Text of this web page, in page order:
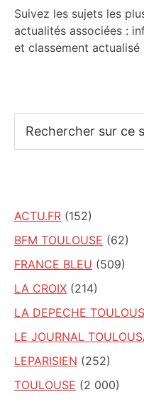
Suivez les sujets les
actualités associées :
et classement actualisé
sur
ACTU.FR (152)
BFM TOULOUSE (62)
FRANCE BLEU (509)
LA CROIX (214)
LA DEPECHE
LE JOURNAL
LEPARISIEN (252)
TOULOUSE (2 000)